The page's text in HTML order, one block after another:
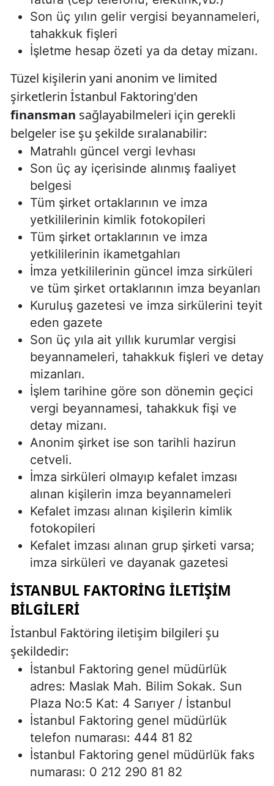
Son üç yılın gelir vergisi beyannameleri,
tahakkuk fişleri
İşletme hesap özeti ya da detay mizanı.
Tüzel kişilerin yani anonim ve limited
şirketlerin İstanbul Faktoring'den
finansman sağlayabilmeleri için gerekli
belgeler ise şu şekilde sıralanabilir:
Matrahlı güncel vergi levhası
Son üç ay içerisinde alınmış faaliyet
belgesi
Tüm şirket ortaklarının ve imza
yetkililerinin kimlik fotokopileri
Tüm şirket ortaklarının ve imza
yetkililerinin ikametgahları
İmza yetkililerinin güncel imza sirküleri
ve tüm şirket ortaklarının imza beyanları
Kuruluş gazetesi ve imza sirkülerini teyit
eden gazete
Son üç yıla ait yıllık kurumlar vergisi
beyannameleri, tahakkuk fişleri ve detay
mizanları.
İşlem tarihine göre son dönemin geçici
vergi beyannamesi, tahakkuk fişi ve
detay mizanı.
Anonim şirket ise son tarihli hazirun
cetveli.
İmza sirküleri olmayıp kefalet imzası
alınan kişilerin imza beyannameleri
Kefalet imzası alınan kişilerin kimlik
fotokopileri
Kefalet imzası alınan grup şirketi varsa;
imza sirküleri ve dayanak gazetesi
İSTANBUL FAKTORING İLETIŞIM
BILGILERI
İstanbul Faktöring iletişim bilgileri şu
şekildedir:
İstanbul Faktoring genel müdürlük
adres: Maslak Mah. Bilim Sokak. Sun
Plaza No:5 Kat: 4 Sarıyer / İstanbul
İstanbul Faktoring genel müdürlük
telefon numarası: 444 81 82
İstanbul Faktoring genel müdürlük faks
numarası: 0 212 290 81 82